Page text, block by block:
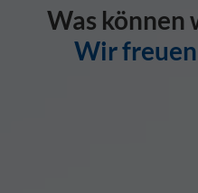
Was können
Wir freuen